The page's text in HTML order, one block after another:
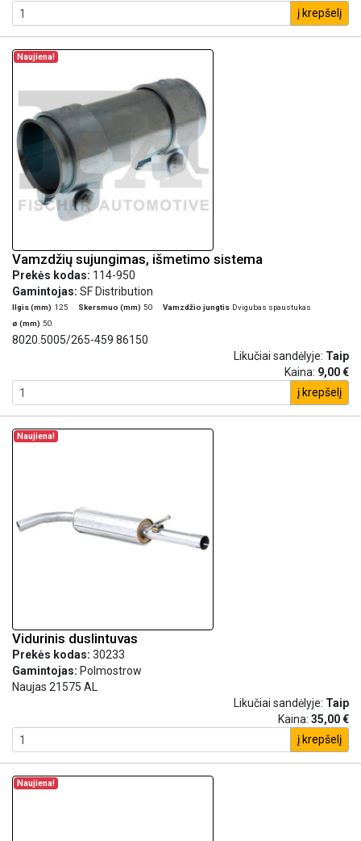
į krepšelį
Naujiena!
Vamzdžių sujungimas, išmetimo sistema
Prekės kodas: 114-950
Gamintojas: SF Distribution
Ilgis (mm) 125 Skersmuo (mm) 50 Vamzdžio jungtis Dvigubas spaustukas
ø (mm) 50
8020.5005/265-459 86150
Likučiai sandėlyje: Taip
Kaina: 9,00 €
į krepšelį
Naujiena!
Vidurinis duslintuvas
Prekės kodas: 30233
Gamintojas: Polmostrow
Naujas 21575 AL
Likučiai sandėlyje: Taip
Kaina: 35,00 €
į krepšelį
Naujiena!